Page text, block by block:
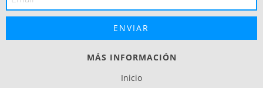
MÁS INFORMACIÓN
Inicio